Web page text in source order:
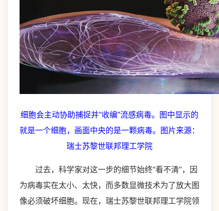
细胞会主动协助捕捉并“收编”流感病毒。图中显示的
就是一个细胞，画面中央的是一颗病毒。图片来源：
瑞士苏黎世联邦理工学院
过去，科学家对这一步的细节始终“看不清”，因
为病毒实在太小、太快，而多数显微技术为了放大图
像必须破坏细胞。现在，瑞士苏黎世联邦理工学院领